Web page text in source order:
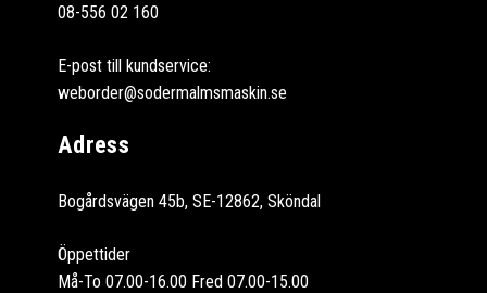
08-556 02 160
E-post till kundservice:
weborder@sodermalmsmaskin.se
Adress
Bogårdsvägen 45b, SE-12862, Sköndal
Öppettider
Må-To 07.00-16.00 Fred 07.00-15.00